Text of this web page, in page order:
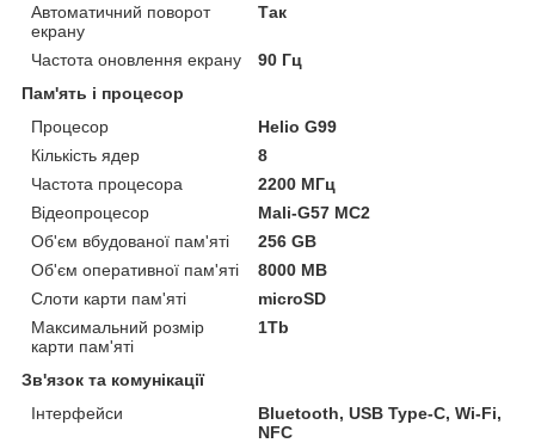
Автоматичний поворот
екрану
Так
Частота оновлення екрану
90 Гц
Пам'ять і процесор
Процесор
Helio G99
Кількість ядер
8
Частота процесора
2200 МГц
Відеопроцесор
Mali-G57 MC2
Об'єм вбудованої пам'яті
256 GB
Об'єм оперативної пам'яті
8000 MB
Слоти карти пам'яті
microSD
Максимальний розмір
карти пам'яті
1Tb
Зв'язок та комунікації
Інтерфейси
Bluetooth, USB Type-C, Wi-Fi,
NFC